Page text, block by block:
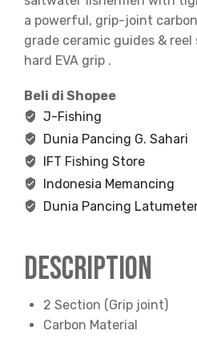
a powerful, grip-joint
grade ceramic guides &
hard EVA grip .
Beli di Shopee
J-Fishing
Dunia Pancing G. Sahari
IFT Fishing Store
Indonesia Memancing
Dunia Pancing
Description
2 Section (Grip joint)
Carbon Material